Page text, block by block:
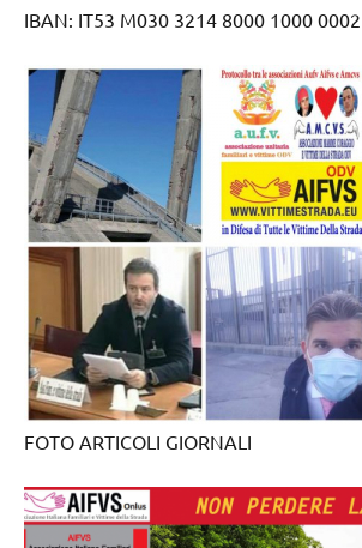
IBAN: IT53 M030 3214 8000 1000
FOTO ARTICOLI GIORNALI